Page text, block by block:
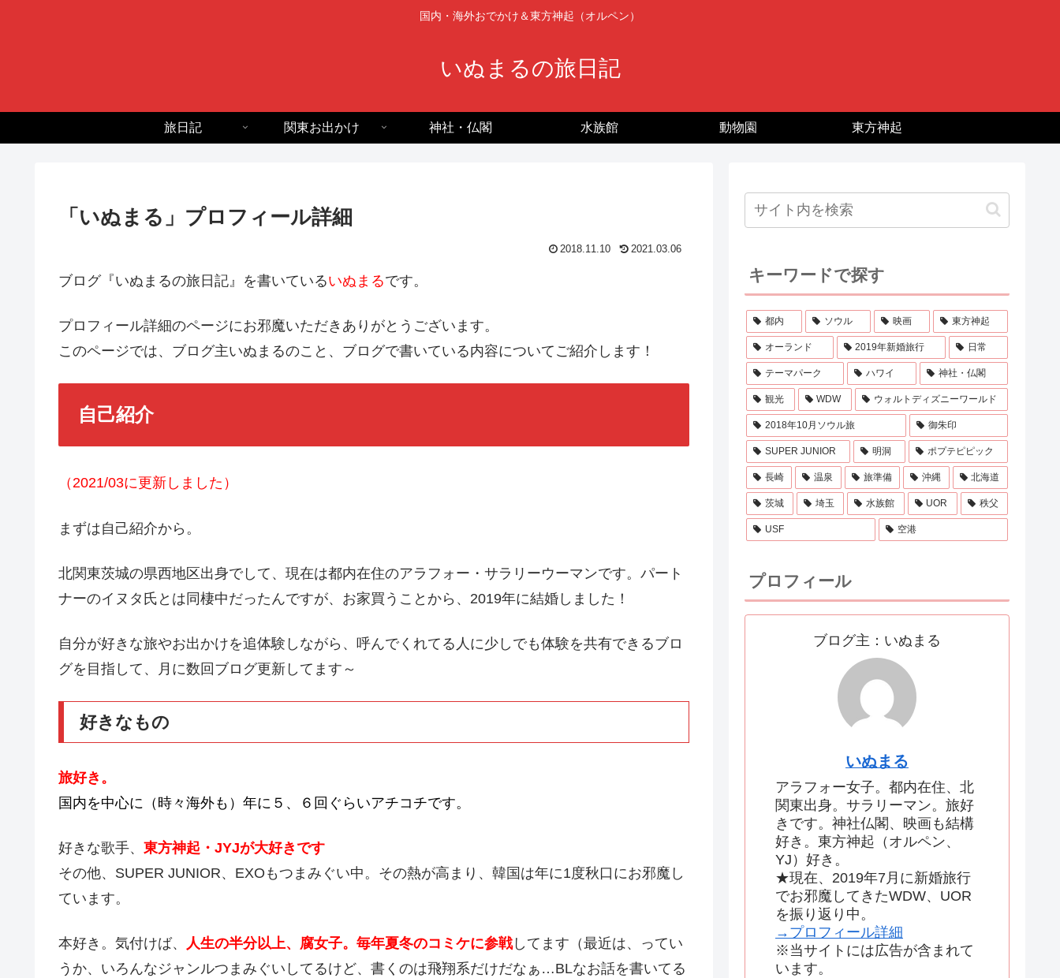
国内・海外おでかけ＆東方神起（オルペン）
いぬまるの旅日記
旅日記 関東お出かけ 神社・仏閣 水族館 動物園 東方神起
「いぬまる」プロフィール詳細
2018.11.10 2021.03.06
ブログ『いぬまるの旅日記』を書いているいぬまるです。
プロフィール詳細のページにお邪魔いただきありがとうございます。
このページでは、ブログ主いぬまるのこと、ブログで書いている内容についてご紹介します！
自己紹介
（2021/03に更新しました）
まずは自己紹介から。
北関東茨城の県西地区出身でして、現在は都内在住のアラフォー・サラリーウーマンです。パート
ナーのイヌタ氏とは同棲中だったんですが、お家買うことから、2019年に結婚しました！
自分が好きな旅やお出かけを追体験しながら、呼んでくれてる人に少しでも体験を共有できるブロ
グを目指して、月に数回ブログ更新してます～
好きなもの
旅好き。
国内を中心に（時々海外も）年に５、６回ぐらいアチコチです。
好きな歌手、 東方神起・JYJが大好きです
その他、SUPER JUNIOR、EXOもつまみぐい中。その熱が高まり、韓国は年に1度秋口にお邪魔し
ています。
本好き。気付けば、 人生の半分以上、腐女子。毎年夏冬のコミケに参戦してます（最近は、ってい
うか、いろんなジャンルつまみぐいしてるけど、書くのは飛翔系だけだなぁ…BLなお話を書いてる
キーワードで探す
都内 ソウル 映画 東方神起
オーランド 2019年新婚旅行 日常
テーマパーク ハワイ 神社・仏閣
観光 WDW ウォルトディズニーワールド
2018年10月ソウル旅 御朱印
SUPER JUNIOR 明洞 ポプテピピック
長崎 温泉 旅準備 沖縄 北海道
茨城 埼玉 水族館 UOR 秩父
USF 空港
プロフィール
ブログ主：いぬまる
いぬまる
アラフォー女子。都内在住、北
関東出身。サラリーマン。旅好
きです。神社仏閣、映画も結構
好き。東方神起（オルペン、
YJ）好き。
★現在、2019年7月に新婚旅行
でお邪魔してきたWDW、UOR
を振り返り中。
→プロフィール詳細
※当サイトには広告が含まれて
います。